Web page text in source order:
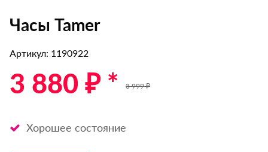
Часы Tamer
Артикул: 1190922
3 880 ₽ * 3 999 ₽
Хорошее состояние